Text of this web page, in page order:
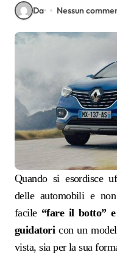
Da Nessun
Quando si esordisce ufficialmente sul mercato, che sia
delle automobili e
facile “fare il botto”
guidatoricon un
vista, sia per la sua